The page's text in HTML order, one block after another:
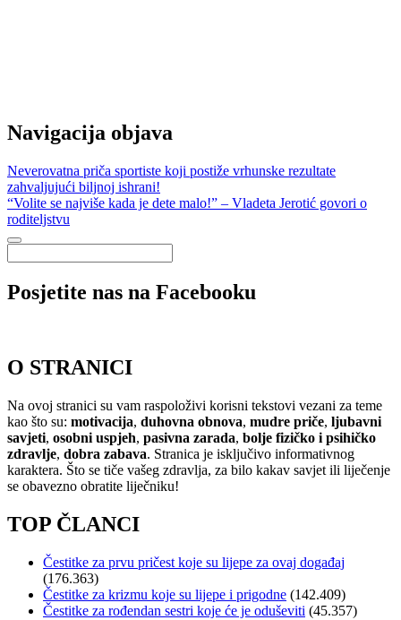
Navigacija objava
Neverovatna priča sportiste koji postiže vrhunske rezultate
zahvaljujući biljnoj ishrani!
“Volite se najviše kada je dete malo!” – Vladeta Jerotić govori o
roditeljstvu
Posjetite nas na Facebooku
O STRANICI
Na ovoj stranici su vam raspoloživi korisni tekstovi vezani za teme
kao što su: motivacija, duhovna obnova, mudre priče, ljubavni
savjeti, osobni uspjeh, pasivna zarada, bolje fizičko i psihičko
zdravlje, dobra zabava. Stranica je isključivo informativnog
karaktera. Što se tiče vašeg zdravlja, za bilo kakav savjet ili liječenje
se obavezno obratite liječniku!
TOP ČLANCI
Čestitke za prvu pričest koje su lijepe za ovaj događaj
(176.363)
Čestitke za krizmu koje su lijepe i prigodne (142.409)
Čestitke za rođendan sestri koje će je oduševiti (45.357)